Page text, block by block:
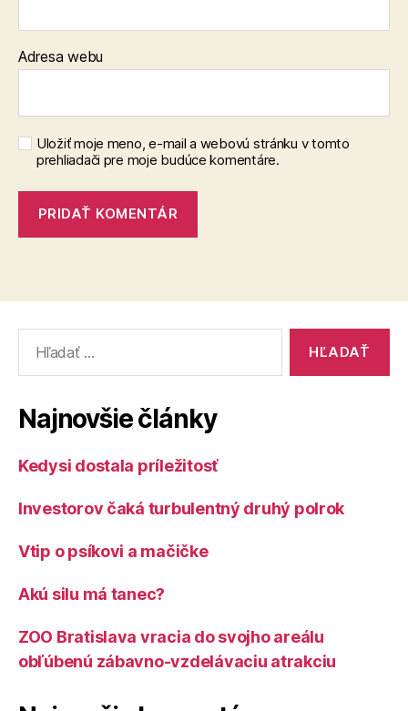
Adresa webu
Uložiť moje meno, e-mail a webovú stránku v tomto
prehliadači pre moje budúce komentáre.
Najnovšie články
Kedysi dostala príležitosť
Investorov čaká turbulentný druhý polrok
Vtip o psíkovi a mačičke
Akú silu má tanec?
ZOO Bratislava vracia do svojho areálu
obľúbenú zábavno-vzdelávaciu atrakciu